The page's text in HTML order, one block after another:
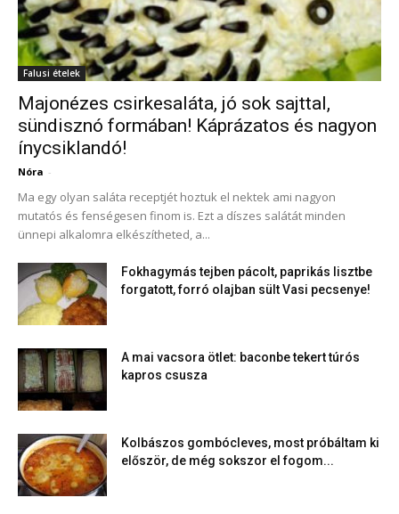
Falusi ételek
Majonézes csirkesaláta, jó sok sajttal,
sündisznó formában! Káprázatos és nagyon
ínycsiklandó!
Nóra -
Ma egy olyan saláta receptjét hoztuk el nektek ami nagyon
mutatós és fenségesen finom is. Ezt a díszes salátát minden
ünnepi alkalomra elkészítheted, a...
Fokhagymás tejben pácolt, paprikás lisztbe
forgatott, forró olajban sült Vasi pecsenye!
A mai vacsora ötlet: baconbe tekert túrós
kapros csusza
Kolbászos gombócleves, most próbáltam ki
először, de még sokszor el fogom...